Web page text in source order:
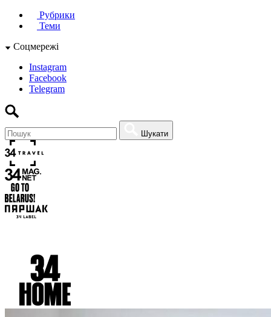
Рубрики
Теми
Соцмережі
Instagram
Facebook
Telegram
Шукати